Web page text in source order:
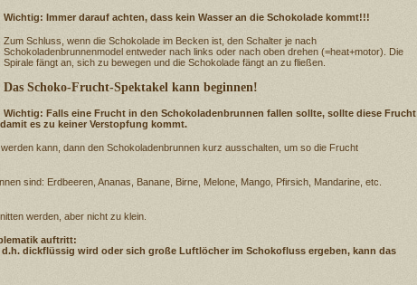
Wichtig: Immer darauf achten, dass kein Wasser an die Schokolade kommt!!!
Zum Schluss, wenn die Schokolade im Becken ist, den Schalter je nach
Schokoladenbrunnenmodel entweder nach links oder nach oben drehen (=heat+motor). Die
Spirale fängt an, sich zu bewegen und die Schokolade fängt an zu fließen.
Das Schoko-Frucht-Spektakel kann beginnen!
Wichtig: Falls eine Frucht in den Schokoladenbrunnen fallen sollte, sollte diese Frucht
es zu keiner Verstopfung kommt.
kann, dann den Schokoladenbrunnen kurz ausschalten, um so die Frucht
sind: Erdbeeren, Ananas, Banane, Birne, Melone, Mango, Pfirsich, Mandarine, etc.
werden, aber nicht zu klein.
auftritt:
dickflüssig wird oder sich große Luftlöcher im Schokofluss ergeben, kann das